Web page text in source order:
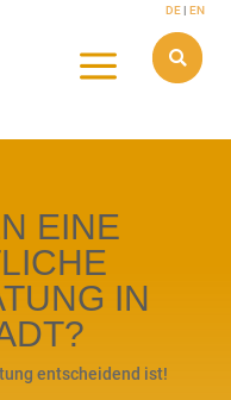
DE| EN
a 
EINE
IN
entscheidend ist!